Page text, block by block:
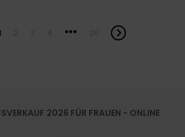
...
2026 FÜR FRAUEN - ONLINE